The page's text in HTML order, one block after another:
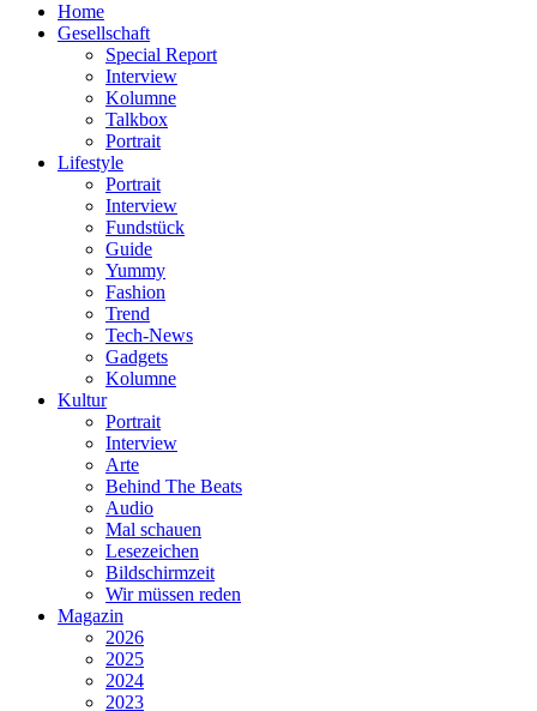
Home
Gesellschaft
Special Report
Interview
Kolumne
Talkbox
Portrait
Lifestyle
Portrait
Interview
Fundstück
Guide
Yummy
Fashion
Trend
Tech-News
Gadgets
Kolumne
Kultur
Portrait
Interview
Arte
Behind The Beats
Audio
Mal schauen
Lesezeichen
Bildschirmzeit
Wir müssen reden
Magazin
2026
2025
2024
2023